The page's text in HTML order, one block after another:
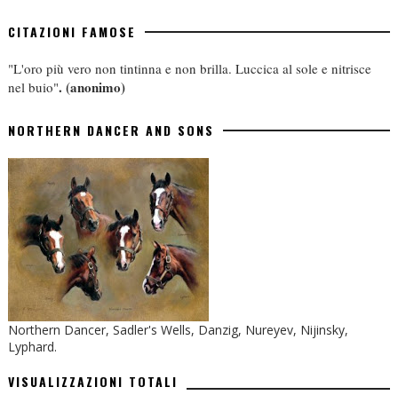
CITAZIONI FAMOSE
"L'oro più vero non tintinna e non brilla. Luccica al sole e nitrisce
nel buio". (anonimo)
NORTHERN DANCER AND SONS
Northern Dancer, Sadler's Wells, Danzig, Nureyev, Nijinsky,
Lyphard.
VISUALIZZAZIONI TOTALI